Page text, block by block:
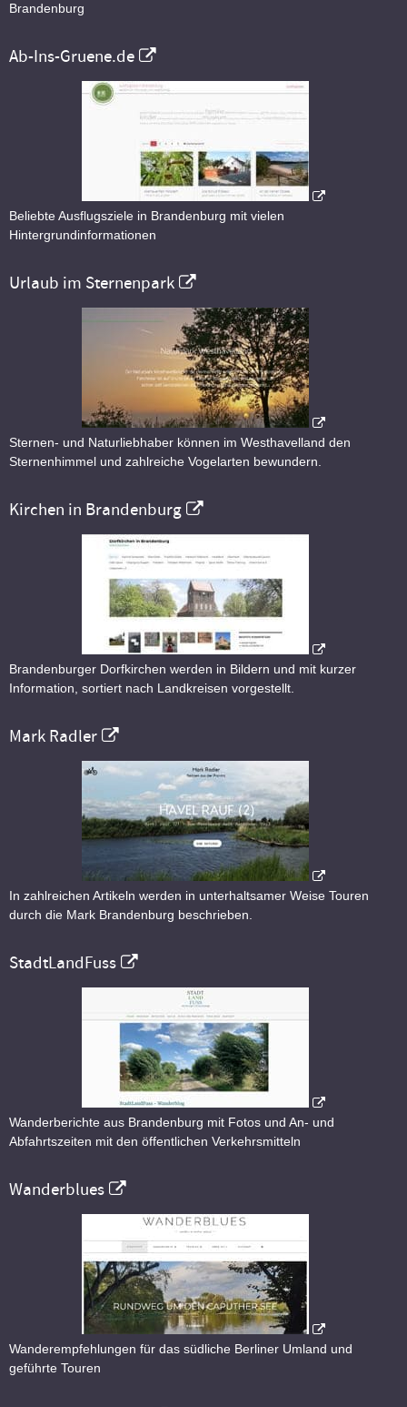
Brandenburg
Ab-Ins-Gruene.de
Beliebte Ausflugsziele in Brandenburg mit vielen
Hintergrundinformationen
Urlaub im Sternenpark
Sternen- und Naturliebhaber können im Westhavelland den
Sternenhimmel und zahlreiche Vogelarten bewundern.
Kirchen in Brandenburg
Brandenburger Dorfkirchen werden in Bildern und mit kurzer
Information, sortiert nach Landkreisen vorgestellt.
Mark Radler
In zahlreichen Artikeln werden in unterhaltsamer Weise Touren
durch die Mark Brandenburg beschrieben.
StadtLandFuss
Wanderberichte aus Brandenburg mit Fotos und An- und
Abfahrtszeiten mit den öffentlichen Verkehrsmitteln
Wanderblues
Wanderempfehlungen für das südliche Berliner Umland und
geführte Touren